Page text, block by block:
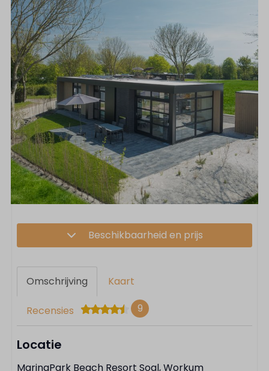
Beschikbaarheid en prijs
Omschrijving Kaart
Recensies 9
Locatie
MarinaPark Beach Resort Soal, Workum